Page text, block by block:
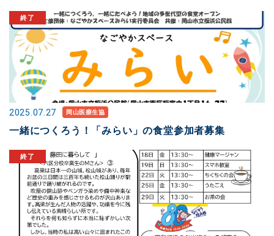
2025.07.27 岡山医療生協
一緒につくろう！「みらい」の食堂参加者募集